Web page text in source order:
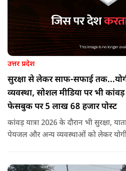
उत्तर प्रदेश
सुरक्षा से लेकर साफ-सफाई
व्यवस्था, सोशल मीडिया पर भी
फेसबुक पर 5 लाख 68 हजार पोस्ट
कांवड़ यात्रा 2026 के दौरान भी सुरक्षा,
पेयजल और अन्य व्यवस्थाओं को लेकर योगी